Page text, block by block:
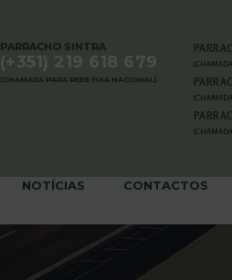
PARRACHO SINTRA
(+351) 219 618 679
(CHAMADA PARA REDE FIXA NACIONAL)
NOTÍCIAS CONTACTOS